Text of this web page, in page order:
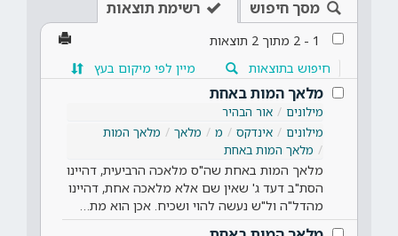
מסך חיפוש רשימת תוצאות
1
-
2 מתוך 2 תוצאות
חיפוש בתוצאות
מיין לפי מיקום בעץ
מלאך המות באחת
מילונים
אור הבהיר
מילונים
אינדקס מ מלאך
מלאך המות
מלאך המות באחת
מלאך המות באחת שה"ס מלאכה הרביעית, דהיינו
הסת"ב דעד ג' שאין שם אלא מלאכה אחת, דהיינו
מהדל"ה ול"ש נעשה להוי ושכיח. אכן הוא מת…